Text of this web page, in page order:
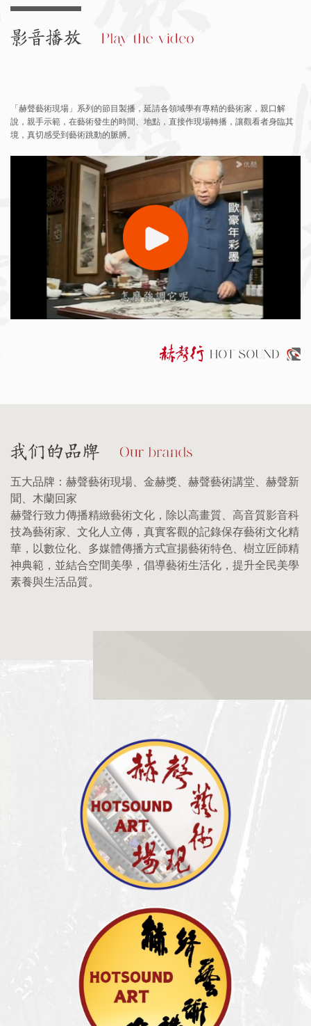
「赫聲藝術現場」系列的節目製播，延請各領域學有專精的藝術家，親口解
說，親手示範，在藝術發生的時間、地點，直接作現場轉播，讓觀看者身臨其
境，真切感受到藝術跳動的脈膊。
五大品牌：赫聲藝術現場、金赫獎、赫聲藝術講堂、赫聲新
聞、木蘭回家
赫聲行致力傳播精緻藝術文化，除以高畫質、高音質影音科
技為藝術家、文化人立傳，真實客觀的記錄保存藝術文化精
華，以數位化、多媒體傳播方式宣揚藝術特色、樹立匠師精
神典範，並結合空間美學，倡導藝術生活化，提升全民美學
素養與生活品質。